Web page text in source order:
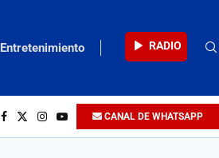
Entretenimiento RADIO
CANAL DE WHATSAPP